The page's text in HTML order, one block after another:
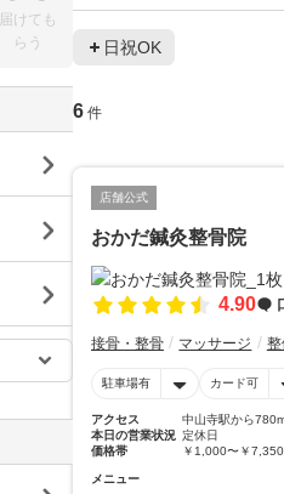
日祝OK
6 件
店舗公式
おかだ鍼灸整骨院
4.90
接骨・整骨 マッサージ 整
駐車場有 カード可
アクセス
中山寺駅から
本日の営業状況 定休日
価格帯
￥1,000〜￥7,350
メニュー
届けても
らう